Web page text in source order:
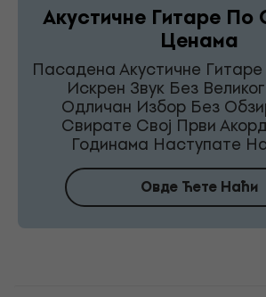
Акустичне Гитаре По
Ценама
Пасадена Акустичне
Искрен Звук Без
Одличан Избор Без
Свирате Свој Први
Годинама Наступате
Овде Ћете Наћи